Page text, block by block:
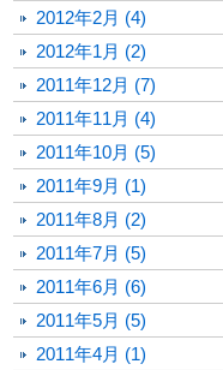
2012年2月 (4)
2012年1月 (2)
2011年12月 (7)
2011年11月 (4)
2011年10月 (5)
2011年9月 (1)
2011年8月 (2)
2011年7月 (5)
2011年6月 (6)
2011年5月 (5)
2011年4月 (1)